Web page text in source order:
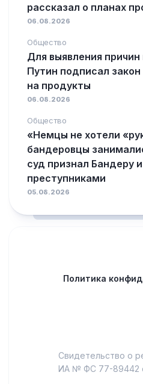
рассказал о планах
06.08.2026
Общество
Для выявления
Путин подписал
на продукты
06.08.2026
Общество
«Немцы не хотели
бандеровцы
суд признал Бандеру
преступниками
05.08.2026
Политика
Свидетельство о
ИА № ФС 77-89442